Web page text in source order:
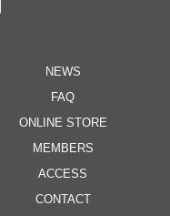
NEWS
FAQ
ONLINE STORE
MEMBERS
ACCESS
CONTACT